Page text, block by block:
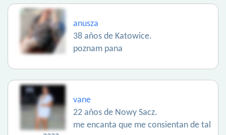
anusza
38 años de Katowice.
poznam pana
vane
22 años de Nowy Sacz.
me encanta que me consientan de tal